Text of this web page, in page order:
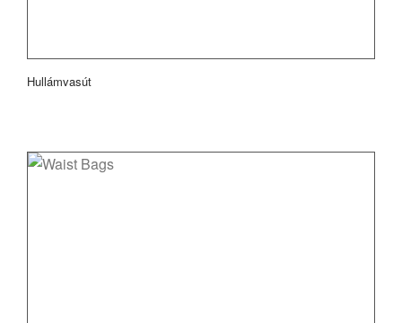
Hullámvasút